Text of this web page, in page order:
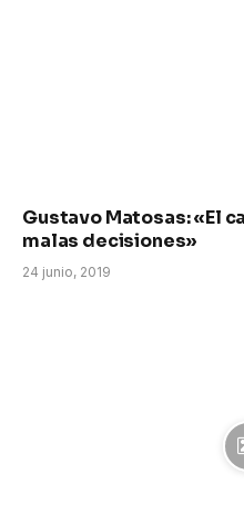
Gustavo Matosas: «El
malas decisiones»
24 junio, 2019